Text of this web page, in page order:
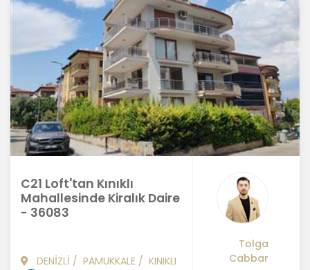
C21 Loft'tan Kınıklı
Mahallesinde Kiralık Daire
- 36083
DENİZLİ / PAMUKKALE / KINIKLI
Tolga
Cabbar